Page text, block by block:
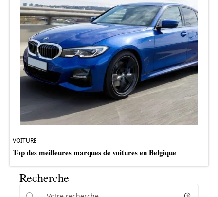
VOITURE
Top des meilleures marques de voitures en Belgique
Recherche